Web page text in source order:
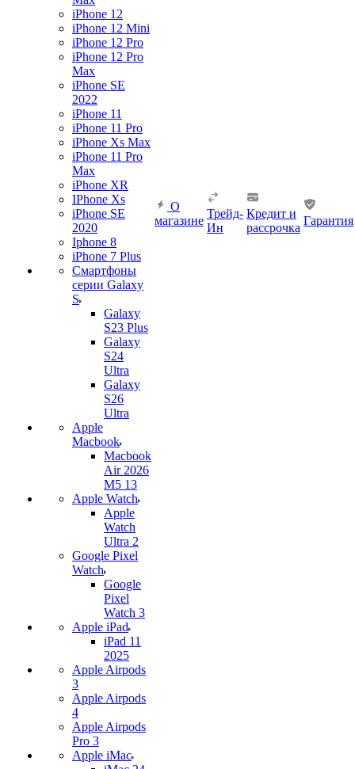
iPhone 12
iPhone 12 Mini
iPhone 12 Pro
iPhone 12 Pro
Max
iPhone SE
2022
iPhone 11
iPhone 11 Pro
iPhone Xs Max
iPhone 11 Pro
Max
iPhone XR
IPhone Xs
iPhone SE
2020
Iphone 8
iPhone 7 Plus
Смартфоны
серии Galaxy
S
Galaxy
S23 Plus
Galaxy
S24
Ultra
Galaxy
S26
Ultra
Apple
Macbook
Macbook
Air 2026
M5 13
Apple Watch
Apple
Watch
Ultra 2
Google Pixel
Watch
Google
Pixel
Watch 3
Apple iPad
iPad 11
2025
Apple Airpods
3
Apple Airpods
4
Apple Airpods
Pro 3
Apple iMac
О
магазине
Трейд-
Ин
Кредит и
рассрочка
Гарантия